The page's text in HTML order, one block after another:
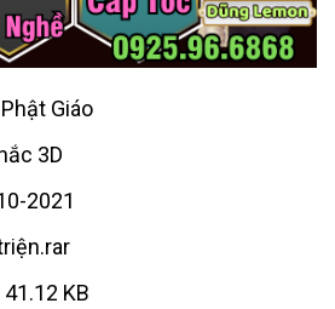
Giáo
3D
2021
41.12 KB